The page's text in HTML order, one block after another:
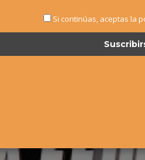
Si continúas, aceptas la